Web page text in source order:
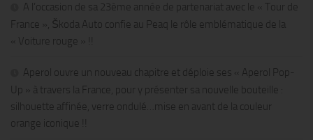
A l’occasion de sa 23ème année de partenariat avec le « Tour de
France », Škoda Auto confie au Peaq le rôle emblématique de la
« Voiture rouge » !!
Aperol ouvre un nouveau chapitre et déploie ses « Aperol Pop-
Up » à travers la France, pour y présenter sa nouvelle bouteille :
silhouette affinée, verre ondulé…mise en avant de la couleur
orange iconique !!